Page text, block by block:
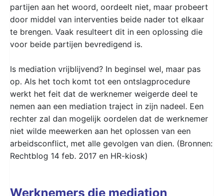
partijen aan het woord, oordeelt niet, maar probeert
door middel van interventies beide nader tot elkaar
te brengen. Vaak resulteert dit in een oplossing die
voor beide partijen bevredigend is.
Is mediation vrijblijvend? In beginsel wel, maar pas
op. Als het toch komt tot een ontslagprocedure
werkt het feit dat de werknemer weigerde deel te
nemen aan een mediation traject in zijn nadeel. Een
rechter zal dan mogelijk oordelen dat de werknemer
niet wilde meewerken aan het oplossen van een
arbeidsconflict, met alle gevolgen van dien. (Bronnen:
Rechtblog 14 feb. 2017 en HR-kiosk)
Werknemers die mediation